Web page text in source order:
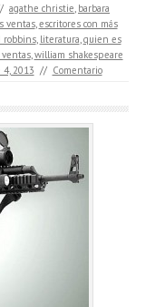
agathe christie, barbara
ventas,escritores con más
robbins, literatura,quien es
ventas,william shakespeare
2013 // Comentario